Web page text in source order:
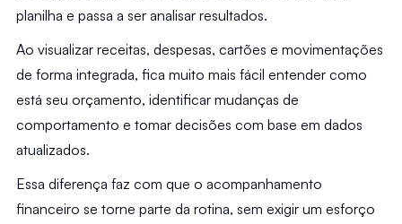
planilha e passa a ser analisar resultados.
Ao visualizar receitas, despesas, cartões e movimentações
de forma integrada, fica muito mais fácil entender como
está seu orçamento, identificar mudanças de
comportamento e tomar decisões com base em dados
atualizados.
Essa diferença faz com que o acompanhamento
financeiro se torne parte da rotina, sem exigir um esforço